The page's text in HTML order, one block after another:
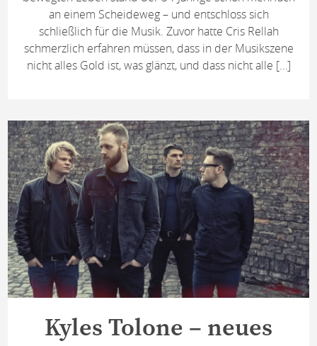
an einem Scheideweg – und entschloss sich
schließlich für die Musik. Zuvor hatte Cris Rellah
schmerzlich erfahren müssen, dass in der Musikszene
nicht alles Gold ist, was glänzt, und dass nicht alle […]
Kyles Tolone – neues